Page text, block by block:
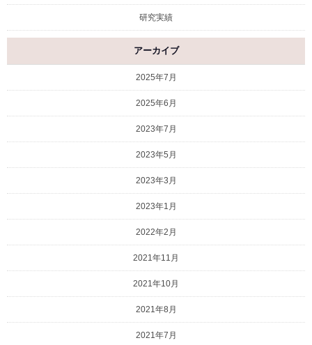
研究実績
アーカイブ
2025年7月
2025年6月
2023年7月
2023年5月
2023年3月
2023年1月
2022年2月
2021年11月
2021年10月
2021年8月
2021年7月